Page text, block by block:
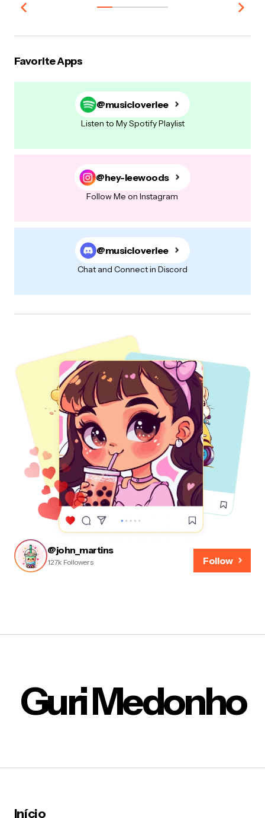
Favorite Apps
@musicloverlee
Listen to My Spotify Playlist
@hey-leewoods
Follow Me on Instagram
@musicloverlee
Chat and Connect in Discord
@john_martins
127k Followers Follow
Guri Medonho
Início